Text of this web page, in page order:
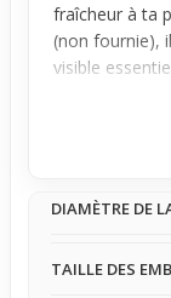
fraîcheur à ta
(non fournie),
visible
Son format
sa présence
au fil de la
DIAMÈTRE DE
TAILLE DES